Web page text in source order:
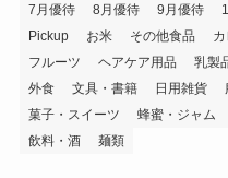
7月優待
8月優待 9月優待
Pickup
お米 その他食品
フルーツ
ヘアケア用品 乳製
外食
文具・書籍 日用雑貨
菓子・スイーツ
蜂蜜・ジャム
飲料・酒
麺類